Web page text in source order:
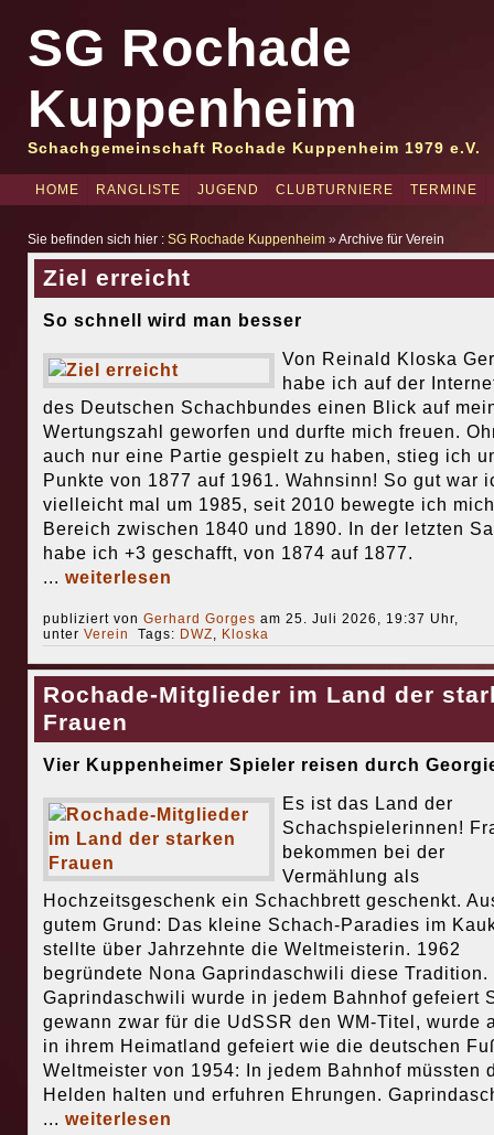
SG Rochade
Kuppenheim
Schachgemeinschaft Rochade Kuppenheim 1979 e.V.
HOME RANGLISTE JUGEND CLUBTURNIERE TERMINE
Sie befinden sich hier : SG Rochade Kuppenheim» Archive für Verein
Ziel erreicht
So schnell wird man besser
Von Reinald Kloska
habe ich auf der
des Deutschen Schachbundes einen Blick auf
Wertungszahl geworfen und durfte mich freuen.
auch nur eine Partie gespielt zu haben, stieg ich
Punkte von 1877 auf 1961. Wahnsinn! So gut war
vielleicht mal um 1985, seit 2010 bewegte ich
Bereich zwischen 1840 und 1890. In der letzten
habe ich +3 geschafft, von 1874 auf 1877.
... weiterlesen
publiziert von Gerhard Gorges am 25. Juli 2026, 19:37 Uhr,
unter Verein Tags: DWZ, Kloska
Rochade-Mitglieder im Land der
Frauen
Vier Kuppenheimer Spieler reisen durch
Es ist das Land der
Schachspielerinnen!
bekommen bei der
Vermählung als
Hochzeitsgeschenk ein Schachbrett geschenkt.
gutem Grund: Das kleine Schach-Paradies im
stellte über Jahrzehnte die Weltmeisterin. 1962
begründete Nona Gaprindaschwili diese Tradition.
Gaprindaschwili wurde in jedem Bahnhof gefeiert
gewann zwar für die UdSSR den WM-Titel, wurde
in ihrem Heimatland gefeiert wie die deutschen
Weltmeister von 1954: In jedem Bahnhof müssten
Helden halten und erfuhren Ehrungen.
... weiterlesen